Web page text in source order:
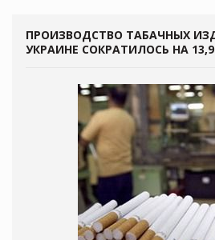
ПРОИЗВОДСТВО ТАБАЧНЫХ
УКРАИНЕ СОКРАТИЛОСЬ НА